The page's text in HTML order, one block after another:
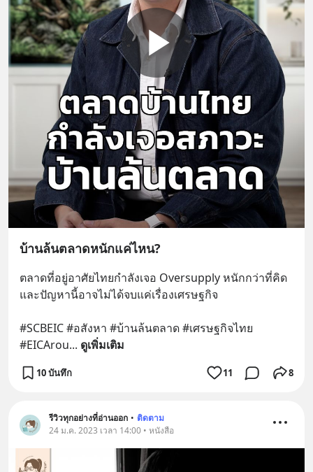
บ้านล้นตลาดหนักแค่ไหน?
ตลาดที่อยู่อาศัยไทยกำลังเจอ Oversupply หนักกว่าที่คิด
และปัญหานี้อาจไม่ได้จบแค่เรื่องเศรษฐกิจ
#SCBEIC #อสังหา #บ้านล้นตลาด #เศรษฐกิจไทย
#EICArou... ดูเพิ่มเติม
10 บันทึก 11 8
รีวิวทุกอย่างที่อ่านออก • ติดตาม
24 ม.ค. 2023 เวลา 14:00 • หนังสือ